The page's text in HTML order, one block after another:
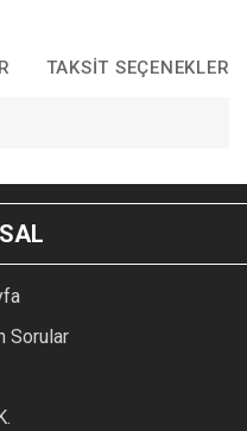
TAKSIT SEÇENEKLERI
ve diğer
öneri formunu
görüntülenemiyor.
bulunuyor.
pahalı.
Sorular